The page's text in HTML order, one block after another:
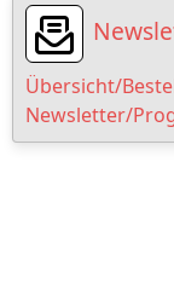
Übersicht/
Newsletter/